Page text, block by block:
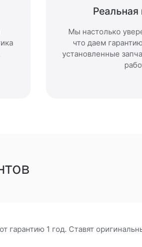
Реальная
Мы настолько
что даем
установленные
1 год. Ставят